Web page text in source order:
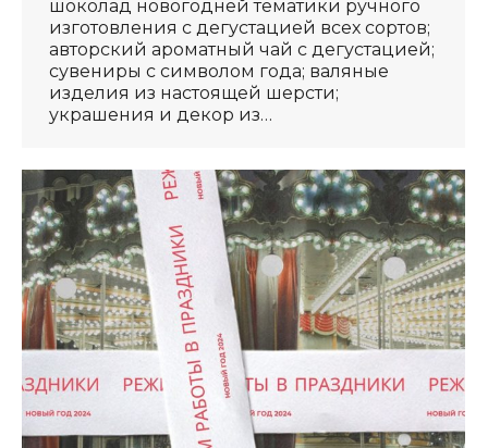
шоколад новогодней тематики ручного
изготовления с дегустацией всех сортов;
авторский ароматный чай с дегустацией;
сувениры с символом года; валяные
изделия из настоящей шерсти;
украшения и декор из…